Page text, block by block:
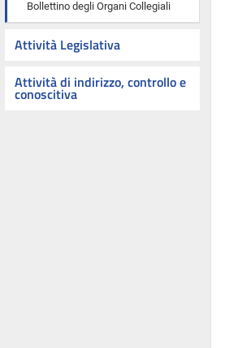
Bollettino degli Organi Collegiali
Attività Legislativa
Attività di indirizzo, controllo e
conoscitiva